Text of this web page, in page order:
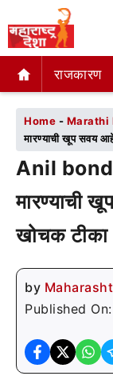
राजकारण
राजकारण
Home - Marathi
मारण्याची खूप सवय
Anil bonde
मारण्याची
खोचक टीका
by
Published On: